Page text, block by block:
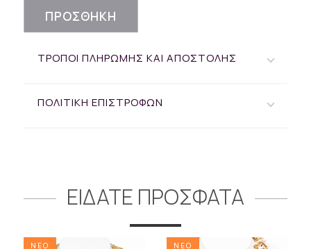
ΠΡΟΣΘΗΚΗ
ΤΡΟΠΟΙ ΠΛΗΡΩΜΗΣ ΚΑΙ ΑΠΟΣΤΟΛΗΣ
ΠΟΛΙΤΙΚΗ ΕΠΙΣΤΡΟΦΩΝ
ΕΙΔΑΤΕ ΠΡΟΣΦΑΤΑ
ΝΕΟ ΝΕΟ